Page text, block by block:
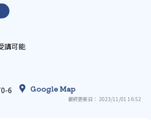
講可能
6 Google Map
最終更新日： 2023/11/01 16:52